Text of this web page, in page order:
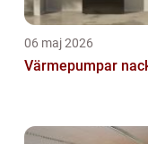
06 maj 2026
Värmepumpar